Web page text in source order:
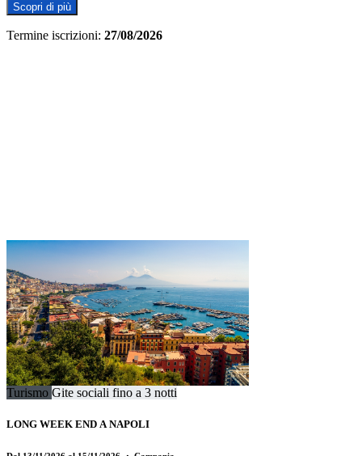
Scopri di più
Termine iscrizioni: 27/08/2026
Turismo Gite sociali fino a 3 notti
LONG WEEK END A NAPOLI